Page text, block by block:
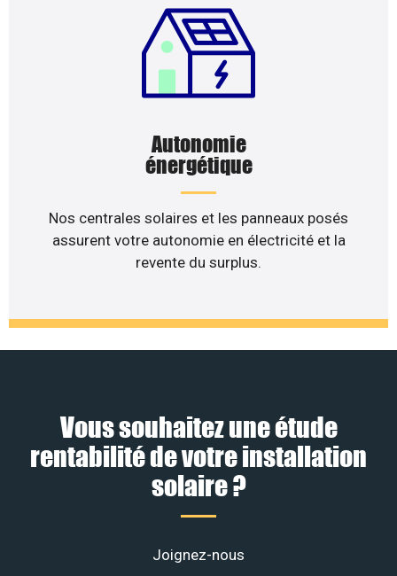
Autonomie
énergétique
Nos centrales solaires et les panneaux posés
assurent votre autonomie en électricité et la
revente du surplus.
Vous souhaitez une étude
rentabilité de votre installation
solaire ?
Joignez-nous